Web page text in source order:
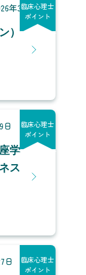
臨床心理士
ポイント
年3月
）
臨床心理士
ポイント
日
学
ス
臨床心理士
ポイント
日